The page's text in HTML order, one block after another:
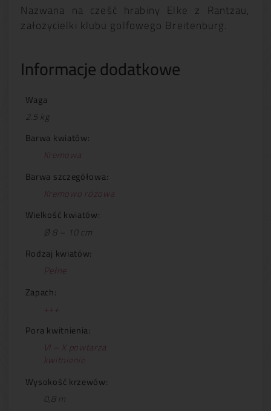
Nazwana na cześć hrabiny Elke z Rantzau,
założycielki klubu golfowego Breitenburg.
Informacje dodatkowe
Waga
2.5 kg
Barwa kwiatów:
Kremowa
Barwa szczegółowa:
Kremowo różowa
Wielkość kwiatów:
Ø 8 – 10 cm
Rodzaj kwiatów:
Pełne
Zapach:
+++
Pora kwitnienia:
VI – X powtarza
kwitnienie
Wysokość krzewów:
0,8 m